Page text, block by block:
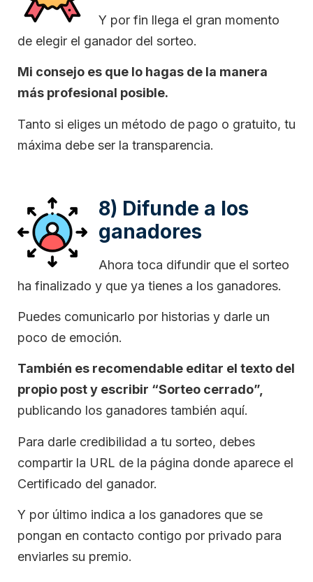
Y por fin llega el gran momento
de elegir el ganador del sorteo.
Mi consejo es que lo hagas de la manera
más profesional posible.
Tanto si eliges un método de pago o gratuito, tu
máxima debe ser la transparencia.
8) Difunde a los
ganadores
Ahora toca difundir que el sorteo
ha finalizado y que ya tienes a los ganadores.
Puedes comunicarlo por historias y darle un
poco de emoción.
También es recomendable editar el texto del
propio post y escribir “Sorteo cerrado”,
publicando los ganadores también aquí.
Para darle credibilidad a tu sorteo, debes
compartir la URL de la página donde aparece el
Certificado del ganador.
Y por último indica a los ganadores que se
pongan en contacto contigo por privado para
enviarles su premio.